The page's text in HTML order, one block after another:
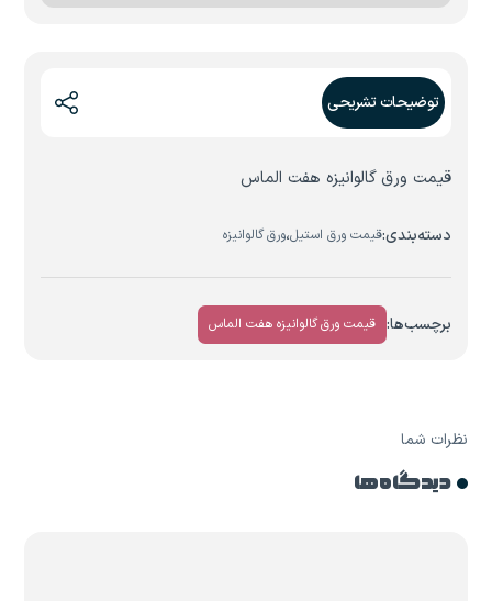
توضیحات تشریحی
قیمت ورق گالوانیزه هفت الماس
دسته‌بندی:قیمت ورق استیل،ورق گالوانیزه
برچسب‌ها: قیمت ورق گالوانیزه هفت الماس
نظرات شما
دیدگاه ها